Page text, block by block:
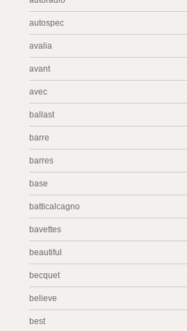
autospec
avalia
avant
avec
ballast
barre
barres
base
batticalcagno
bavettes
beautiful
becquet
believe
best